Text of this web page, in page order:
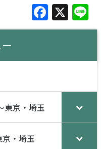
F
a
e
o
k
X Li
n
東京・埼玉
・埼玉